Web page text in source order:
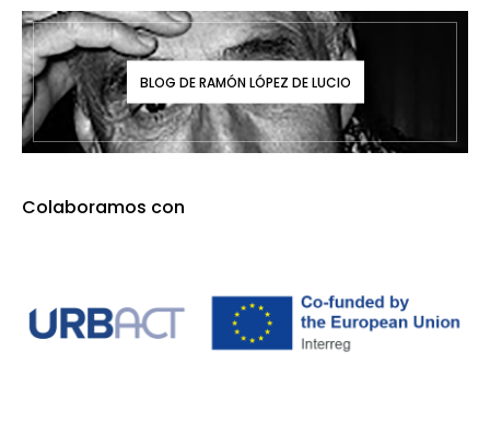
BLOG DE RAMÓN LÓPEZ DE LUCIO
Colaboramos con